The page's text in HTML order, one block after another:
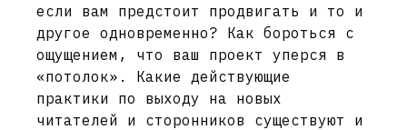
если вам предстоит продвигать и то и
другое одновременно? Как бороться с
ощущением, что ваш проект уперся в
«потолок». Какие действующие
практики по выходу на новых
читателей и сторонников существуют и